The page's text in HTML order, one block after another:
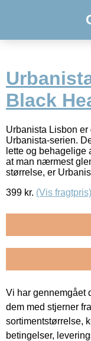
Black
Urbanista Lisbon
Urbanista-serien.
lette og behagelige
at man nærmest
størrelse, er
399 kr. (Vis fragtpris)
Vi har gennemgået
dem med stjerner
sortimentstørrelse,
betingelser,